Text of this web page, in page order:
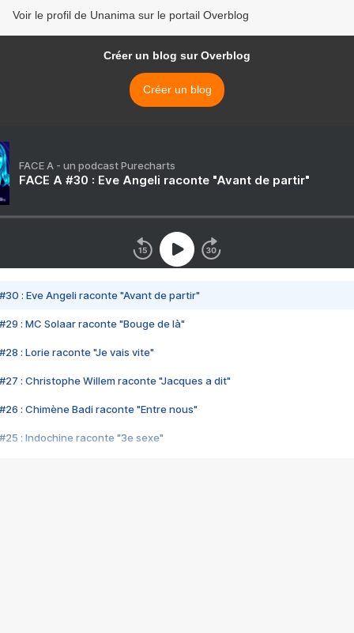
Voir le profil de Unanima sur le portail Overblog
Créer un blog sur Overblog
Créer un blog
FACE A - un podcast Purecharts
FACE A #30 : Eve Angeli raconte "Avant de partir"
#30 : Eve Angeli raconte "Avant de partir"
#29 : MC Solaar raconte "Bouge de là"
#28 : Lorie raconte "Je vais vite"
#27 : Christophe Willem raconte "Jacques a dit"
#26 : Chimène Badi raconte "Entre nous"
#25 : Indochine raconte "3e sexe"